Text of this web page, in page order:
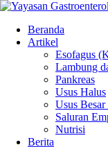
Beranda
Artikel
Esofagus
Lambung
Pankreas
Usus Halus
Usus
Saluran
Nutrisi
Berita